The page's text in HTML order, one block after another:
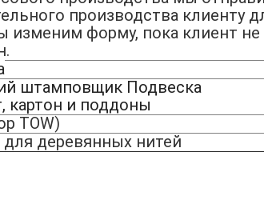
производства клиенту
изменим форму, пока клиент не
штамповщик Подвеска
картон и поддоны
TOW)
деревянных нитей